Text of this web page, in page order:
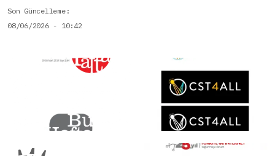
Son Güncelleme
08/06/2026 - 10:42